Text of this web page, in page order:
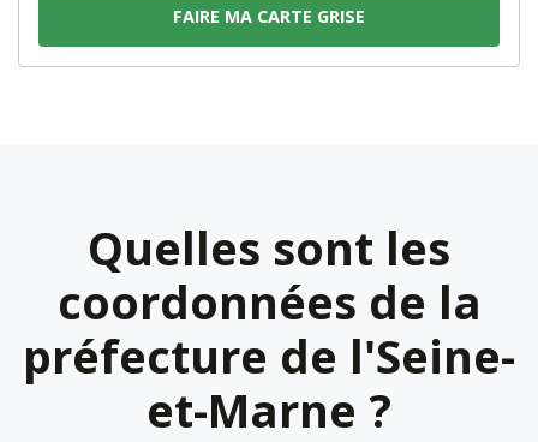
FAIRE MA CARTE GRISE
Quelles sont les
coordonnées de la
préfecture de l'Seine-
et-Marne ?